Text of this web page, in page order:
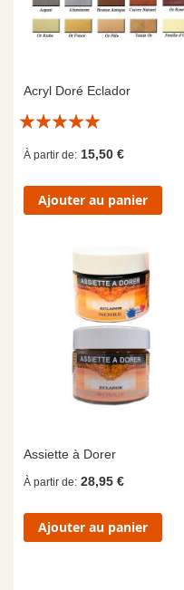
Acryl Doré Eclador
Évaluation:
À partir de 15,50 €
Ajouter au panier
Assiette à Dorer
À partir de 28,95 €
Ajouter au panier